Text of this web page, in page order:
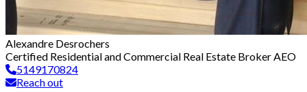
Alexandre Desrochers
Certified Residential and Commercial Real Estate Broker AEO
5149170824
Reach out